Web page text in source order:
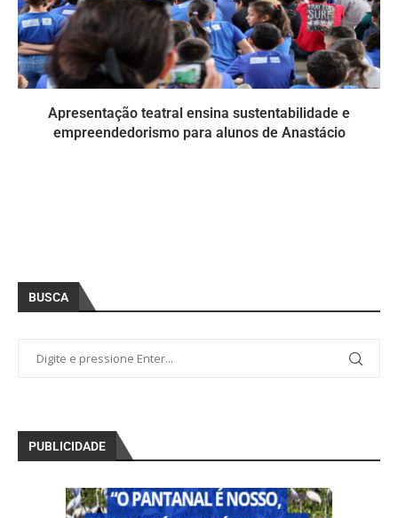
Apresentação teatral ensina sustentabilidade e
empreendedorismo para alunos de Anastácio
BUSCA
PUBLICIDADE